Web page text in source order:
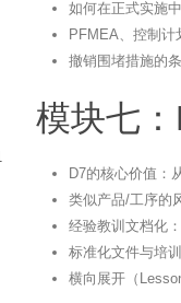
如何在正式实施
PFMEA、控制计
撤销围堵措施的
模块七
D7的核心价值：
类似产品/工序的
经验教训文档化
标准化文件与培
横向展开（